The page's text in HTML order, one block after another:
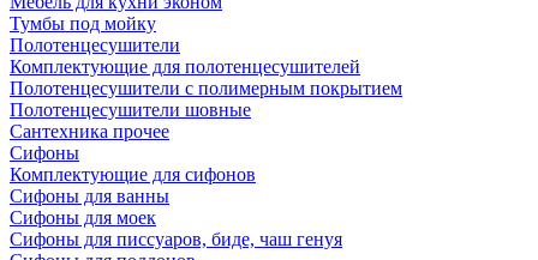
Тумбы под мойку
Полотенцесушители
Комплектующие для полотенцесушителей
Полотенцесушители с полимерным покрытием
Полотенцесушители шовные
Сантехника прочее
Сифоны
Комплектующие для сифонов
Сифоны для ванны
Сифоны для моек
Сифоны для писсуаров, биде, чаш генуя